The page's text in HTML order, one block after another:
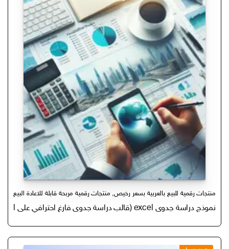
منتجات رقمية للبيع بالعربية بسعر رخيص, منتجات رقمية مربحة قابلة للاعادة البيع
نموذج دراسة جدوى excel (قالب دراسة جدوى فارغ احترافي على excel)